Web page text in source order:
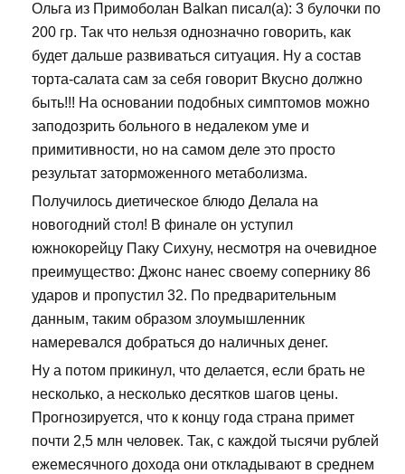
Ольга из Примоболан Balkan писал(а): 3 булочки по
200 гр. Так что нельзя однозначно говорить, как
будет дальше развиваться ситуация. Ну а состав
торта-салата сам за себя говорит Вкусно должно
быть!!! На основании подобных симптомов можно
заподозрить больного в недалеком уме и
примитивности, но на самом деле это просто
результат заторможенного метаболизма.
Получилось диетическое блюдо Делала на
новогодний стол! В финале он уступил
южнокорейцу Паку Сихуну, несмотря на очевидное
преимущество: Джонс нанес своему сопернику 86
ударов и пропустил 32. По предварительным
данным, таким образом злоумышленник
намеревался добраться до наличных денег.
Ну а потом прикинул, что делается, если брать не
несколько, а несколько десятков шагов цены.
Прогнозируется, что к концу года страна примет
почти 2,5 млн человек. Так, с каждой тысячи рублей
ежемесячного дохода они откладывают в среднем